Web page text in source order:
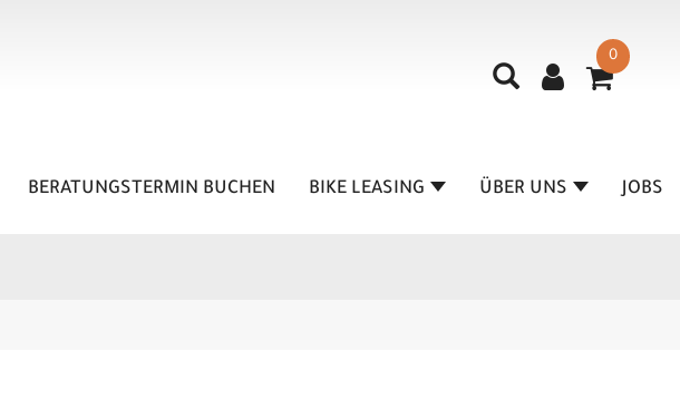
0
BERATUNGSTERMIN BUCHEN BIKE LEASING ÜBER UNS JOBS